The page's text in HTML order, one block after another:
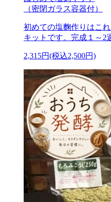
（密閉ガラス容器付）
初めての塩麴作りはこ
キットです。完成１～2
2,315円(税込2,500円)